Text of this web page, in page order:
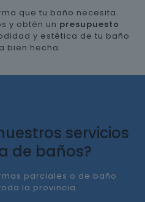
que tu baño necesita.
y obtén un presupuesto
y estética de tu baño
bien hecha.
servicios
de baños?
parciales o de baño
la provincia.